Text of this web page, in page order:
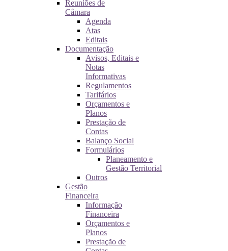
Reuniões de
Câmara
Agenda
Atas
Editais
Documentação
Avisos, Editais e
Notas
Informativas
Regulamentos
Tarifários
Orçamentos e
Planos
Prestação de
Contas
Balanço Social
Formulários
Planeamento e
Gestão Territorial
Outros
Gestão
Financeira
Informação
Financeira
Orçamentos e
Planos
Prestação de